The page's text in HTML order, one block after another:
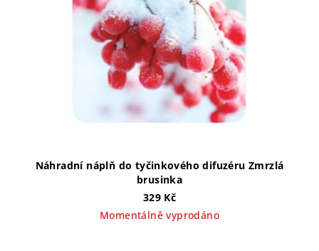
Náhradní náplň do tyčinkového difuzéru Zmrzlá
brusinka
329 Kč
Momentálně vyprodáno